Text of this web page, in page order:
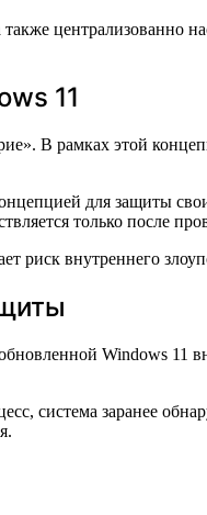
централизованно
11
В рамках этой
для защиты
только после
риск внутреннего
Windows
система заранее